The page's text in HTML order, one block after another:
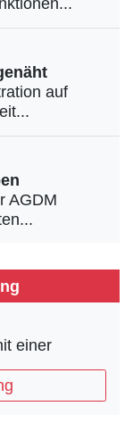
auf
AGDM
einer